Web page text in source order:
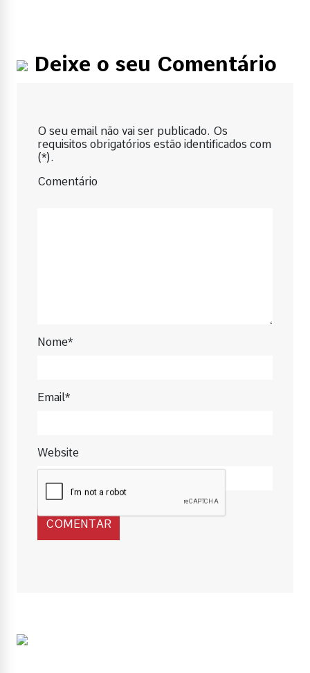
Deixe o seu Comentário
O seu email não vai ser publicado. Os
requisitos obrigatórios estão identificados com
(*).
Comentário
Nome*
Email*
Website